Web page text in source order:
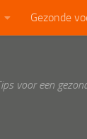
Gezonde
voor een